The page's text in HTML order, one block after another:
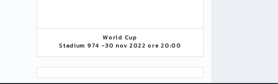
World Cup
Stadium 974 -30 nov 2022 ore 20:00